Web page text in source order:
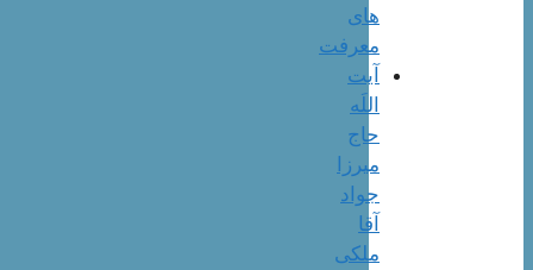
های
معرفت
آیت
اللَه
حاج
میرزا
جواد
آقا
ملکی